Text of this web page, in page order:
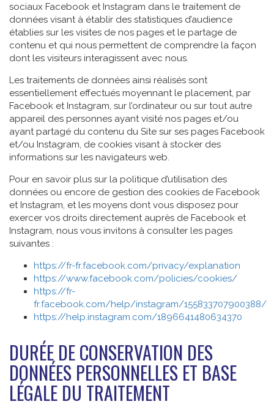
sociaux Facebook et Instagram dans le traitement de
données visant à établir des statistiques d’audience
établies sur les visites de nos pages et le partage de
contenu et qui nous permettent de comprendre la façon
dont les visiteurs interagissent avec nous.
Les traitements de données ainsi réalisés sont
essentiellement effectués moyennant le placement, par
Facebook et Instagram, sur l’ordinateur ou sur tout autre
appareil des personnes ayant visité nos pages et/ou
ayant partagé du contenu du Site sur ses pages Facebook
et/ou Instagram, de cookies visant à stocker des
informations sur les navigateurs web.
Pour en savoir plus sur la politique d’utilisation des
données ou encore de gestion des cookies de Facebook
et Instagram, et les moyens dont vous disposez pour
exercer vos droits directement auprès de Facebook et
Instagram, nous vous invitons à consulter les pages
suivantes :
https://fr-fr.facebook.com/privacy/explanation
https://www.facebook.com/policies/cookies/
https://fr-
fr.facebook.com/help/instagram/155833707900388/
https://help.instagram.com/1896641480634370
DURÉE DE CONSERVATION DES
DONNÉES PERSONNELLES ET BASE
LÉGALE DU TRAITEMENT